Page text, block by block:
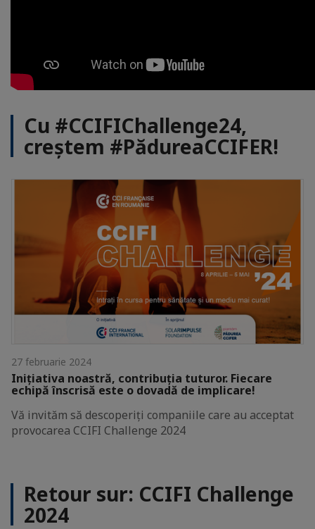
Cu #CCIFIChallenge24,
creștem #PădureaCCIFER!
27 februarie 2024
Inițiativa noastră, contribuția tuturor. Fiecare
echipă înscrisă este o dovadă de implicare!
Vă invităm să descoperiți companiile care au acceptat
provocarea CCIFI Challenge 2024
Retour sur: CCIFI Challenge
2024